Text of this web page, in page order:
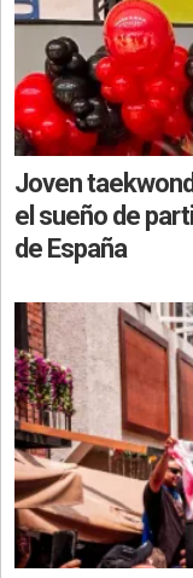
Joven
el sueño de
de España